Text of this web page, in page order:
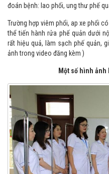
đoán bệnh: lao phổi, ung thư phế
Trường hợp viêm phổi, ap xe phổi
thể tiến hành rửa phế quản dưới
rất hiệu quả, làm sạch phế quản,
ảnh trong video đăng kèm )
Một số hình